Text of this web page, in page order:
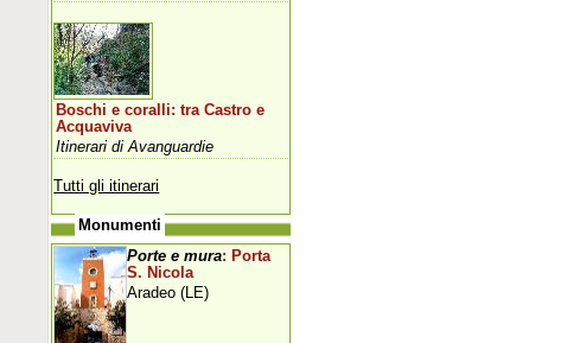
Boschi e coralli: tra Castro e
Acquaviva
Itinerari di Avanguardie
Tutti gli itinerari
Monumenti
Porte e mura: Porta
S. Nicola
Aradeo (LE)